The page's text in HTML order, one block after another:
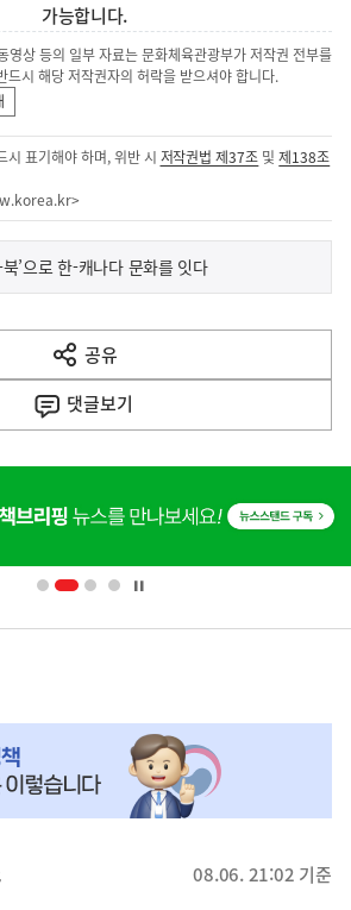
가능합니다.
영상 등의 일부 자료는 문화체육관광부가 저작권 전부를
드시 해당 저작권자의 허락을 받으셔야 합니다.
시 표기해야 하며, 위반 시 저작권법 제37조 및제138조
>
’으로 한-캐나다 문화를 잇다
공유
열
기
댓글보기
08.06. 21:02 기준